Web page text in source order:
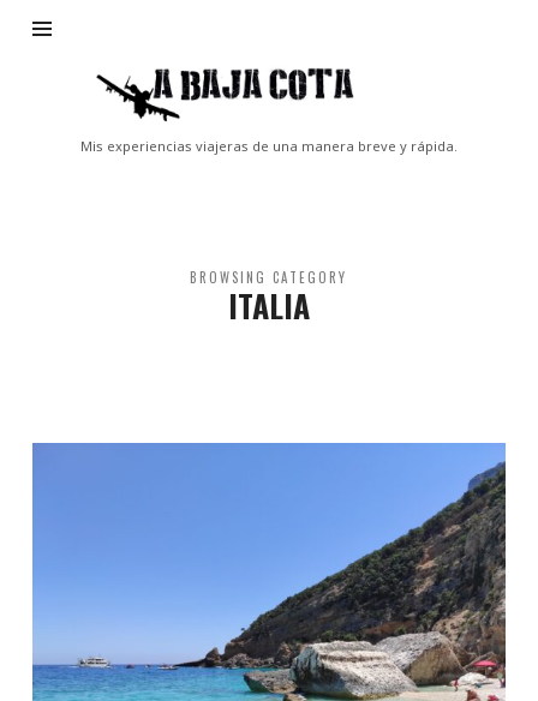
Baja
Cota
Mis experiencias viajeras de una manera breve y rápida.
BROWSING CATEGORY
ITALIA